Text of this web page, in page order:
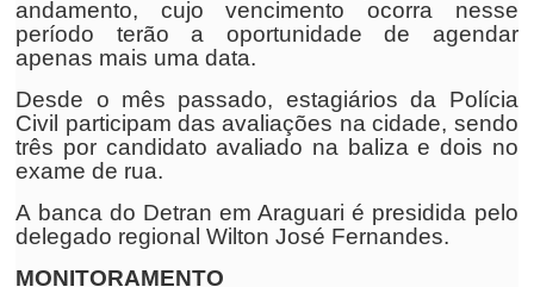
andamento, cujo vencimento ocorra nesse
período terão a oportunidade de agendar
apenas mais uma data.
Desde o mês passado, estagiários da Polícia
Civil participam das avaliações na cidade, sendo
três por candidato avaliado na baliza e dois no
exame de rua.
A banca do Detran em Araguari é presidida pelo
delegado regional Wilton José Fernandes.
MONITORAMENTO